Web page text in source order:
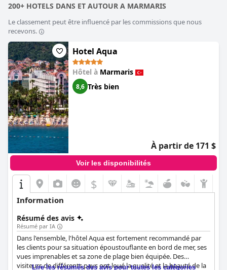
200+ HOTELS DANS ET AUTOUR A MARMARIS
Le classement peut être influencé par les commissions que nous
recevons.
Hotel Aqua
Hôtel à Marmaris
8,6 Très bien
À partir de 171 $
Voir les disponibilités
$
Information
Résumé des avis
Résumé par IA
Dans l'ensemble, l'hôtel Aqua est fortement recommandé par
les clients pour sa situation époustouflante en bord de mer, ses
vues imprenables et sa zone de plage bien équipée. Des
visiteurs de différents pays ont loué la qualité et la beauté de la
Lire les résumés des avis pour toutes les catégories